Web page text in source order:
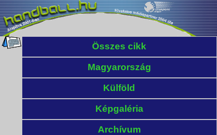
Összes cikk
Magyarország
Külföld
Képgaléria
Archívum